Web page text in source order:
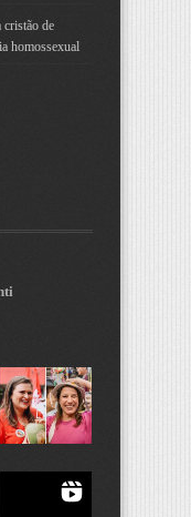
cristão de
homossexual